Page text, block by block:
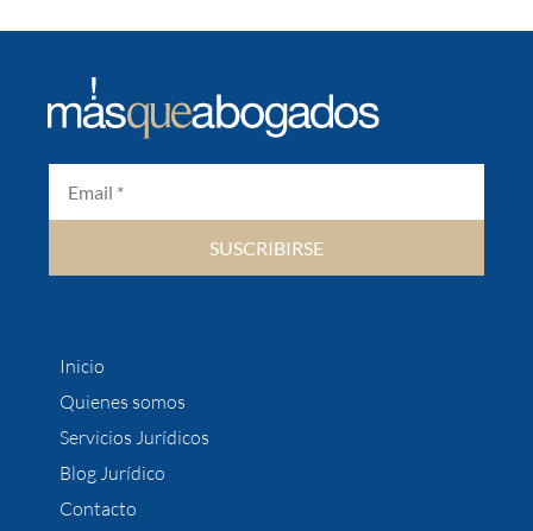
SUSCRIBIRSE
Inicio
Quienes somos
Servicios Jurídicos
Blog Jurídico
Contacto